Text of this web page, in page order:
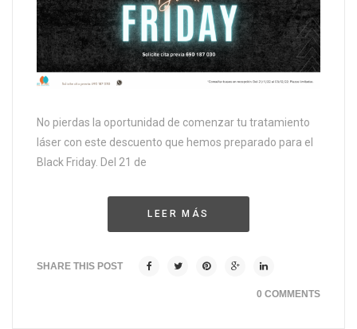
No pierdas la oportunidad de comenzar tu tratamiento
láser con este descuento que hemos preparado para el
Black Friday. Del 21 de
LEER MÁS
SHARE THIS POST
0 COMMENTS